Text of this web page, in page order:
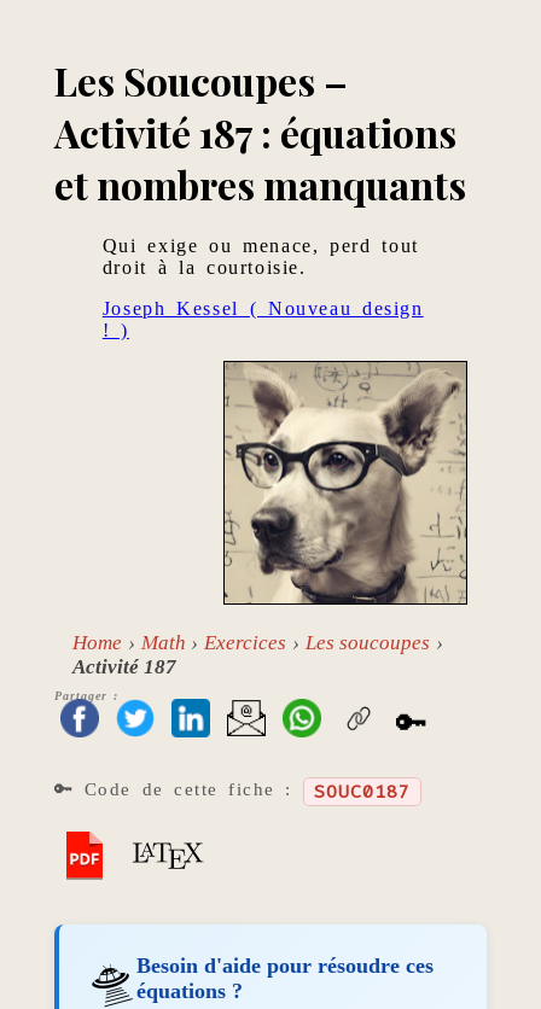
Les Soucoupes –
Activité 187 : équations
et nombres manquants
Qui exige ou menace, perd tout
droit à la courtoisie.
Joseph Kessel ( Nouveau design
! )
Home Math Exercices
Les soucoupes
Activité 187
Partager :
🔑
🔑 Code de cette fiche : SOUC0187
🛸 Besoin d'aide pour résoudre ces
équations ?